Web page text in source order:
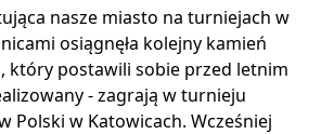
nasze miasto na turniejach w
osiągnęła kolejny kamień
który postawili sobie przed letnim
- zagrają w turnieju
Polski w Katowicach. Wcześniej